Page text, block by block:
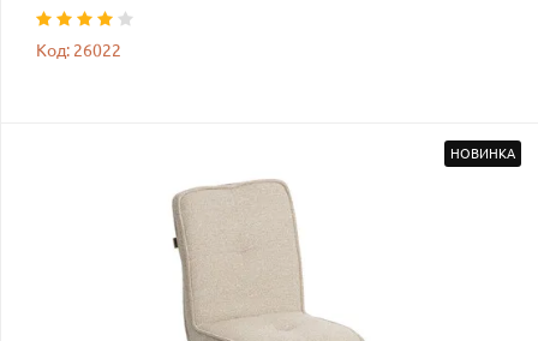
Код: 26022
НОВИНКА